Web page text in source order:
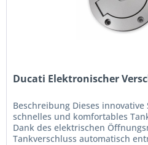
Ducati Elektronischer
Beschreibung Dieses
schnelles und komfortables
Dank des elektrischen
Tankverschluss automatisch